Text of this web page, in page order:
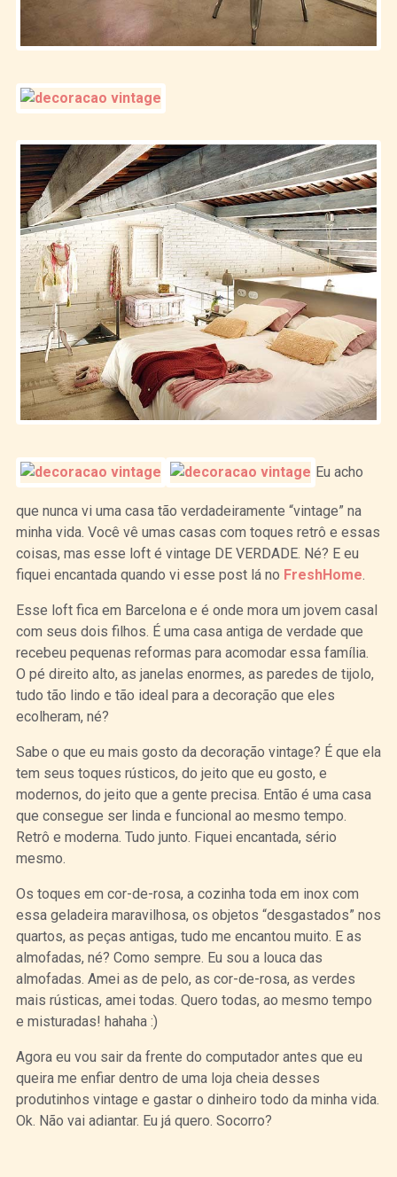
Eu acho
que nunca vi uma casa tão verdadeiramente “vintage” na
minha vida. Você vê umas casas com toques retrô e essas
coisas, mas esse loft é vintage DE VERDADE. Né? E eu
fiquei encantada quando vi esse post lá no FreshHome.
Esse loft fica em Barcelona e é onde mora um jovem casal
com seus dois filhos. É uma casa antiga de verdade que
recebeu pequenas reformas para acomodar essa família.
O pé direito alto, as janelas enormes, as paredes de tijolo,
tudo tão lindo e tão ideal para a decoração que eles
ecolheram, né?
Sabe o que eu mais gosto da decoração vintage? É que ela
tem seus toques rústicos, do jeito que eu gosto, e
modernos, do jeito que a gente precisa. Então é uma casa
que consegue ser linda e funcional ao mesmo tempo.
Retrô e moderna. Tudo junto. Fiquei encantada, sério
mesmo.
Os toques em cor-de-rosa, a cozinha toda em inox com
essa geladeira maravilhosa, os objetos “desgastados” nos
quartos, as peças antigas, tudo me encantou muito. E as
almofadas, né? Como sempre. Eu sou a louca das
almofadas. Amei as de pelo, as cor-de-rosa, as verdes
mais rústicas, amei todas. Quero todas, ao mesmo tempo
e misturadas! hahaha :)
Agora eu vou sair da frente do computador antes que eu
queira me enfiar dentro de uma loja cheia desses
produtinhos vintage e gastar o dinheiro todo da minha vida.
Ok. Não vai adiantar. Eu já quero. Socorro?